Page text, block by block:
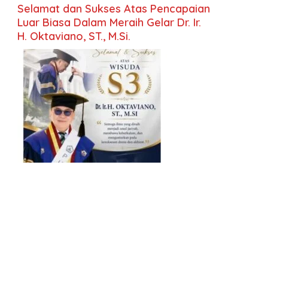
Selamat dan Sukses Atas Pencapaian
Luar Biasa Dalam Meraih Gelar Dr. Ir.
H. Oktaviano, ST., M.Si.